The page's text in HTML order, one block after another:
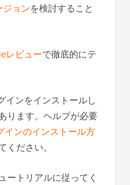
ジョンを検討すること
レビューで徹底的にテ
インをインストールし
ります。ヘルプが必要
インのインストール方
ください。
ートリアルに従ってく